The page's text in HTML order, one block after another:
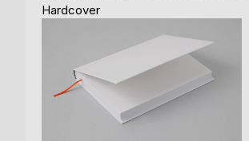
Hardcover